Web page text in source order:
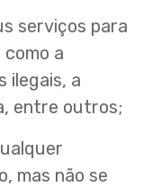
serviços para
a
ilegais, a
entre outros;
mas não se